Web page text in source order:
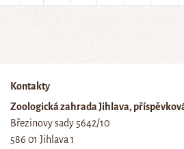
Kontakty
Zoologická zahrada Jihlava,
Březinovy sady 5642/10
586 01 Jihlava 1